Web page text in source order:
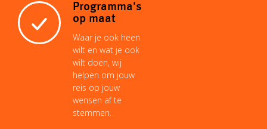
Programma's
op maat
Waar je ook heen
wilt en wat je ook
wilt doen, wij
helpen om jouw
reis op jouw
wensen af te
stemmen.